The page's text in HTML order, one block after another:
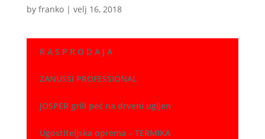
by franko| velj 16, 2018
R A S P R O D A J A
ZANUSSI PROFESSIONAL
JOSPER grill peć na drveni ugljen
Ugostiteljska oprema – TERMIKA